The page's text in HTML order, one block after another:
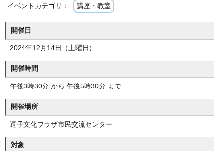
イベントカテゴリ： 講座・教室
開催日
2024年12月14日（土曜日）
開催時間
午後3時30分 から 午後5時30分 まで
開催場所
逗子文化プラザ市民交流センター
対象